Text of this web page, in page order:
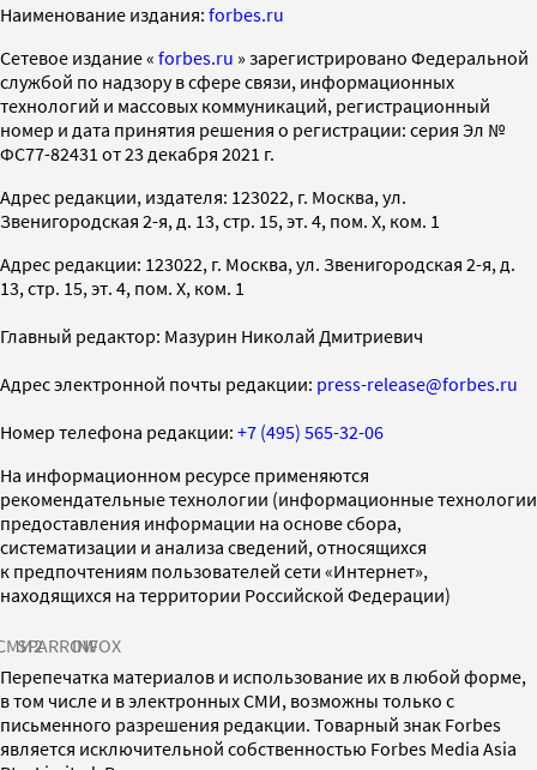
Наименование издания: forbes.ru
Cетевое издание « forbes.ru » зарегистрировано Федеральной
службой по надзору в сфере связи, информационных
технологий и массовых коммуникаций, регистрационный
номер и дата принятия решения о регистрации: серия Эл №
ФС77-82431 от 23 декабря 2021 г.
Адрес редакции, издателя: 123022, г. Москва, ул.
Звенигородская 2-я, д. 13, стр. 15, эт. 4, пом. X, ком. 1
Адрес редакции: 123022, г. Москва, ул. Звенигородская 2-я, д.
13, стр. 15, эт. 4, пом. X, ком. 1
Главный редактор: Мазурин Николай Дмитриевич
Адрес электронной почты редакции: press-release@forbes.ru
Номер телефона редакции: +7 (495) 565-32-06
На информационном ресурсе применяются
рекомендательные технологии (информационные технологии
предоставления информации на основе сбора,
систематизации и анализа сведений, относящихся
к предпочтениям пользователей сети «Интернет»,
находящихся на территории Российской Федерации)
SPARROWINFOX
Перепечатка материалов и использование их в любой форме,
в том числе и в электронных СМИ, возможны только с
письменного разрешения редакции. Товарный знак Forbes
является исключительной собственностью Forbes Media Asia